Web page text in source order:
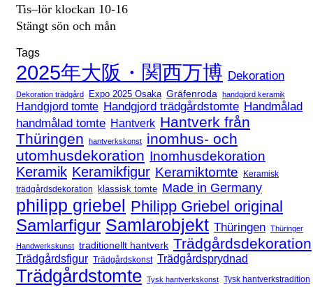
Tis–lör klockan 10-16
Stängt sön och mån
Tags
2025年大阪・関西万博 Dekoration
Dekoration trädgård Expo 2025 Osaka Gräfenroda handgjord keramik
Handgjord tomte Handgjord trädgårdstomte Handmålad
handmålad tomte Hantverk Hantverk från
Thüringen
hantverkskonst
inomhus- och
utomhusdekoration Inomhusdekoration
Keramik Keramikfigur Keramiktomte
Keramisk
trädgårdsdekoration
klassisk tomte Made in Germany
philipp griebel Philipp Griebel original
Samlarfigur Samlarobjekt Thüringen Thüringer
Handwerkskunst traditionellt hantverk Trädgårdsdekoration
Trädgårdsfigur Trädgårdskonst Trädgårdsprydnad
Trädgårdstomte Tysk hantverkskonst Tysk hantverkstradition